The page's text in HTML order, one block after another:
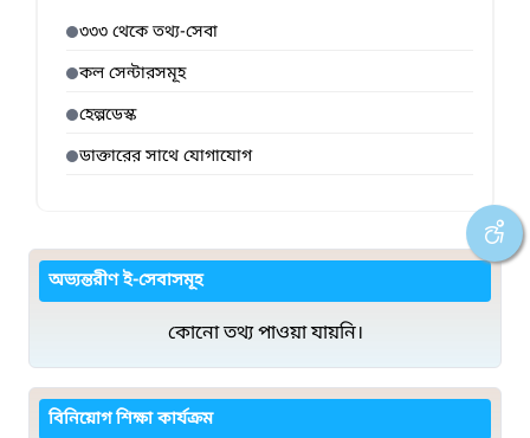
৩৩৩ থেকে তথ্য-সেবা
কল সেন্টারসমূহ
হেল্পডেস্ক
ডাক্তারের সাথে যোগাযোগ
অভ্যন্তরীণ ই-সেবাসমূহ
কোনো তথ্য পাওয়া যায়নি।
বিনিয়োগ শিক্ষা কার্যক্রম